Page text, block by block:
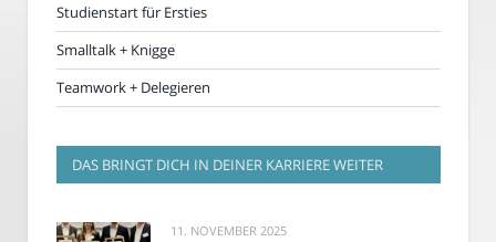
Studienstart für Ersties
Smalltalk + Knigge
Teamwork + Delegieren
DAS BRINGT DICH IN DEINER KARRIERE WEITER
11. NOVEMBER 2025